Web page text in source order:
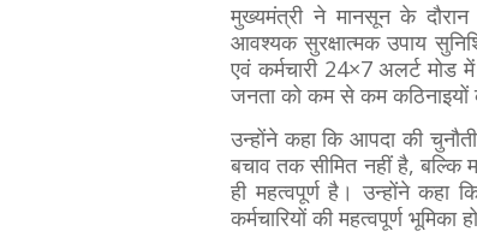
मुख्यमंत्री ने मानसून के
आवश्यक सुरक्षात्मक उपाय
एवं कर्मचारी 24×7 अलर्ट
जनता को कम से कम कठिनाइयों
उन्होंने कहा कि आपदा की
बचाव तक सीमित नहीं है, बल्कि
ही महत्वपूर्ण है। उन्होंने कहा
कर्मचारियों की महत्वपूर्ण